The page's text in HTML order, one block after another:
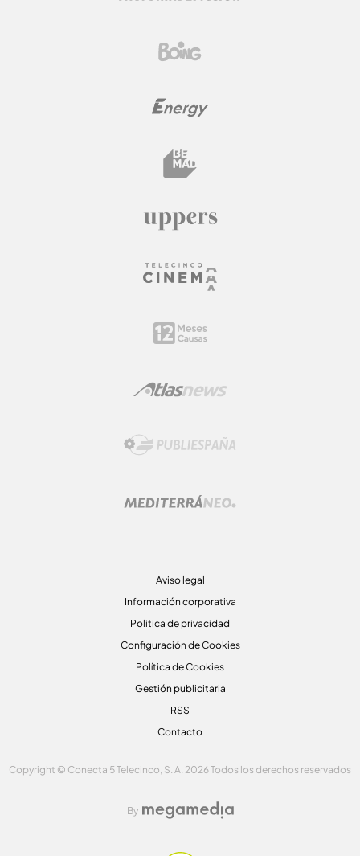
Aviso legal
Información corporativa
Politica de privacidad
Configuración de Cookies
Política de Cookies
Gestión publicitaria
RSS
Contacto
Copyright © Conecta 5 Telecinco, S. A. 2026 Todos los derechos reservados
By